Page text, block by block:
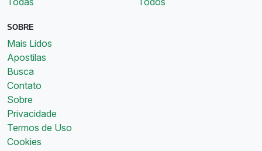
SOBRE
Mais Lidos
Apostilas
Busca
Contato
Sobre
Privacidade
Termos de Uso
Cookies